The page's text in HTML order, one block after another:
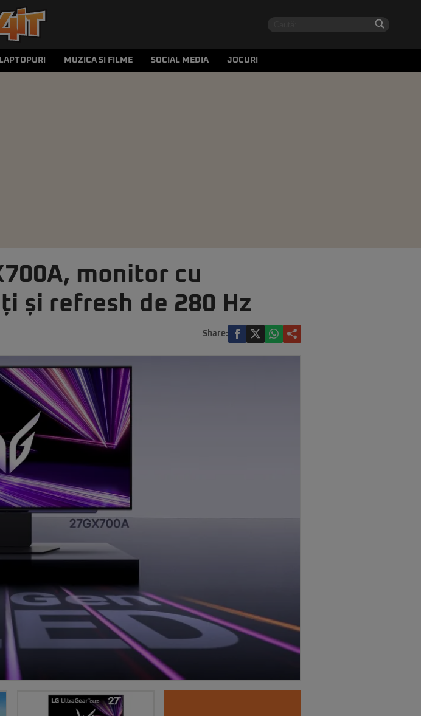
LAPTOPURI MUZICA SI FILME SOCIAL MEDIA JOCURI
monitor cu
și refresh de 280 Hz
Share: